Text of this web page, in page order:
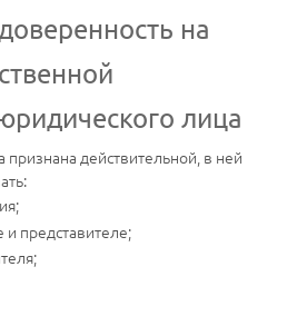
на
лица
действительной, в ней
представителе;